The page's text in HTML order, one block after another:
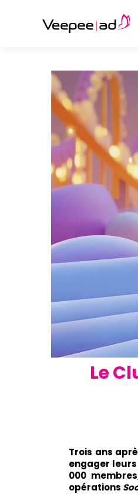
Le
Trois ans
engager
000
opérations